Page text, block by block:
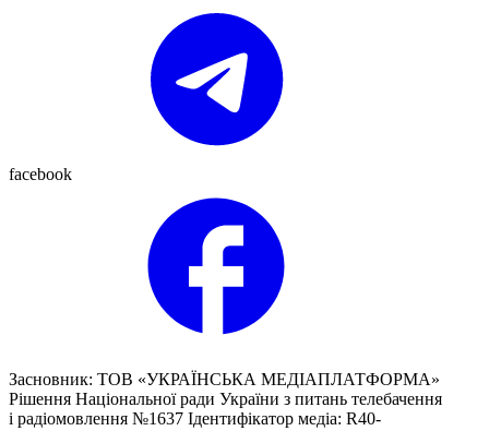
facebook
Засновник: ТОВ «УКРАЇНСЬКА МЕДІАПЛАТФОРМА»
Рішення Національної ради України з питань телебачення
і радіомовлення №1637 Ідентифікатор медіа: R40-